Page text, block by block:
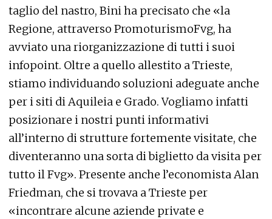
taglio del nastro, Bini ha precisato che «la
Regione, attraverso PromoturismoFvg, ha
avviato una riorganizzazione di tutti i suoi
infopoint. Oltre a quello allestito a Trieste,
stiamo individuando soluzioni adeguate anche
per i siti di Aquileia e Grado. Vogliamo infatti
posizionare i nostri punti informativi
all’interno di strutture fortemente visitate, che
diventeranno una sorta di biglietto da visita per
tutto il Fvg». Presente anche l’economista Alan
Friedman, che si trovava a Trieste per
«incontrare alcune aziende private e